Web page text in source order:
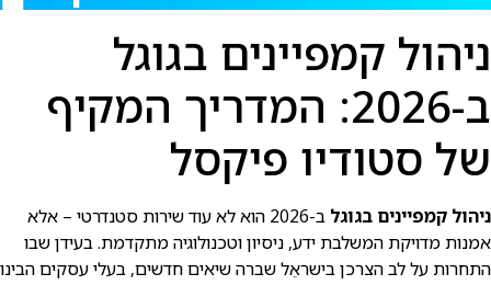
ניהול קמפיינים בגוגל
ב-2026: המדריך המקיף
של סטודיו פיקסל
ניהול קמפיינים בגוגל
ב-2026 הוא לא עוד שירות סטנדרטי – אלא
אמנות מדויקת המשלבת ידע, ניסיון וטכנולוגיה מתקדמת. בעידן שבו
התחרות על לב הצרכן בישראֵל שברה שיאים חדשים, בעלי עסקים הבינו